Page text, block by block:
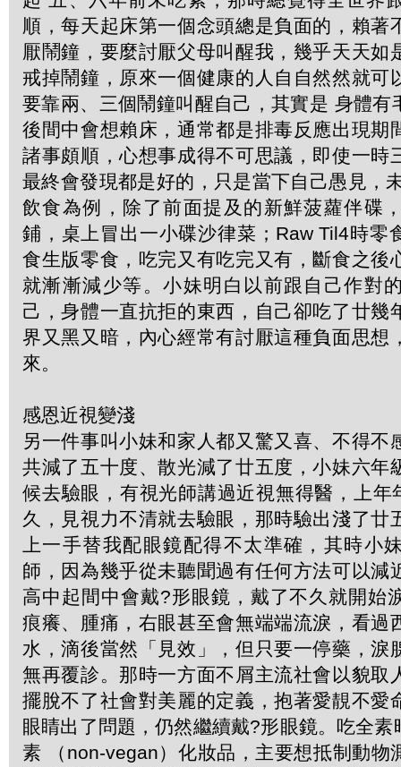
順，每天起床第一個念頭總是負面的，賴著
厭鬧鐘，要麼討厭父母叫醒我，幾乎天天如
戒掉鬧鐘，原來一個健康的人自自然然就可
要靠兩、三個鬧鐘叫醒自己，其實是 身體有
後間中會想賴床，通常都是排毒反應出現期
諸事頗順，心想事成得不可思議，即使一時
最終會發現都是好的，只是當下自己愚見，
飲食為例，除了前面提及的新鮮菠蘿伴碟
鋪，桌上冒出一小碟沙律菜；Raw Til4時零
食生版零食，吃完又有吃完又有，斷食之後
就漸漸減少等。小妹明白以前跟自己作對
己，身體一直抗拒的東西，自己卻吃了廿幾
界又黑又暗，內心經常有討厭這種負面思想
來。
感恩近視變淺
另一件事叫小妹和家人都又驚又喜、不得不
共減了五十度、散光減了廿五度，小妹六年
候去驗眼，有視光師講過近視無得醫，上年
久，見視力不清就去驗眼，那時驗出淺了廿
上一手替我配眼鏡配得不太準確，其時小
師，因為幾乎從未聽聞過有任何方法可以減
高中起間中會戴?形眼鏡，戴了不久就開始
痕癢、腫痛，右眼甚至會無端端流淚，看過
水，滴後當然「見效」，但只要一停藥，淚
無再覆診。那時一方面不屑主流社會以貌取
擺脫不了社會對美麗的定義，抱著愛靚不愛
眼睛出了問題，仍然繼續戴?形眼鏡。吃全
素 （non-vegan）化妝品，主要想抵制動物